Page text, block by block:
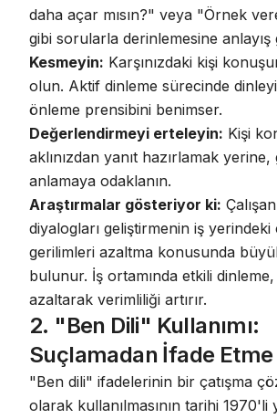
daha açar mısın?" veya "Örnek
gibi sorularla derinlemesine anlayış
Kesmeyin: Karşınızdaki kişi
olun. Aktif dinleme sürecinde
önleme prensibini benimser.
Değerlendirmeyi erteleyin: Kişi
aklınızdan yanıt hazırlamak
anlamaya odaklanın.
Araştırmalar gösteriyor ki:
diyalogları geliştirmenin iş yerindeki
gerilimleri azaltma konusunda
bulunur. İş ortamında etkili dinleme,
azaltarak verimliliği artırır.
2. "Ben Dili" Kullanımı:
Suçlamadan İfade Etme
"Ben dili" ifadelerinin bir çatışma
olarak kullanılmasının tarihi 1970'li